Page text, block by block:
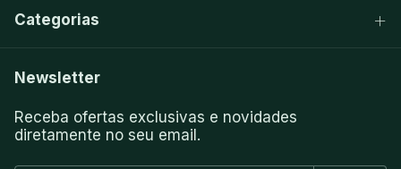
Categorias
Newsletter
Receba ofertas exclusivas e novidades
diretamente no seu email.